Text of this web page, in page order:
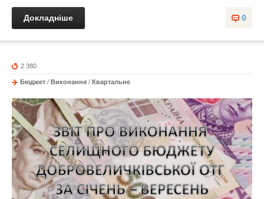
0
Докладніше
2 380
Бюджет / Виконання / Квартальне